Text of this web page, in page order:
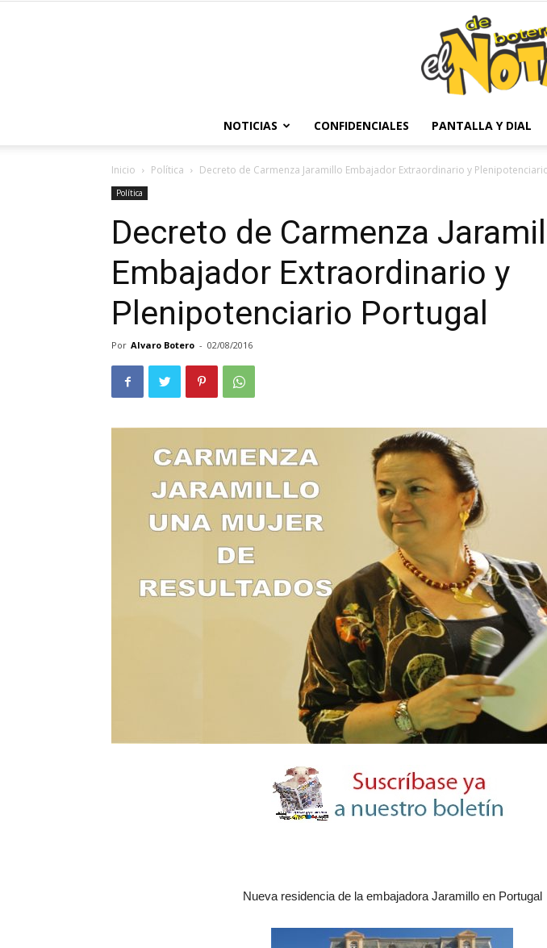
NOTICIAS CONFIDENCIALES PANTALLA Y DIAL
Inicio Política Decreto de Carmenza Jaramillo Embajador Extraordinario y
Política
Decreto de Carmenza
Embajador Extraordinario y
Plenipotenciario Portugal
Por Alvaro Botero - 02/08/2016
Nueva residencia de la embajadora Jaramillo en Portugal